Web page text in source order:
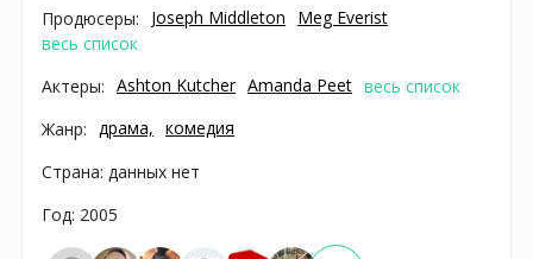
Продюсеры: Joseph Middleton
Meg Everist
весь список
Актеры: Ashton Kutcher Amanda Peet весь список
Жанр:
драма, комедия
Страна: данных нет
Год: 2005